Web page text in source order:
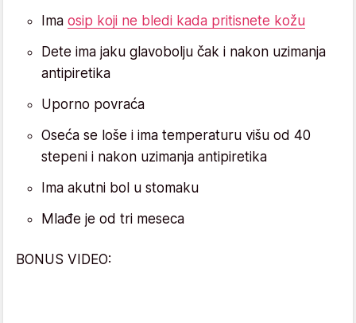
Ima osip koji ne bledi kada pritisnete kožu
Dete ima jaku glavobolju čak i nakon uzimanja
antipiretika
Uporno povraća
Oseća se loše i ima temperaturu višu od 40
stepeni i nakon uzimanja antipiretika
Ima akutni bol u stomaku
Mlađe je od tri meseca
BONUS VIDEO: